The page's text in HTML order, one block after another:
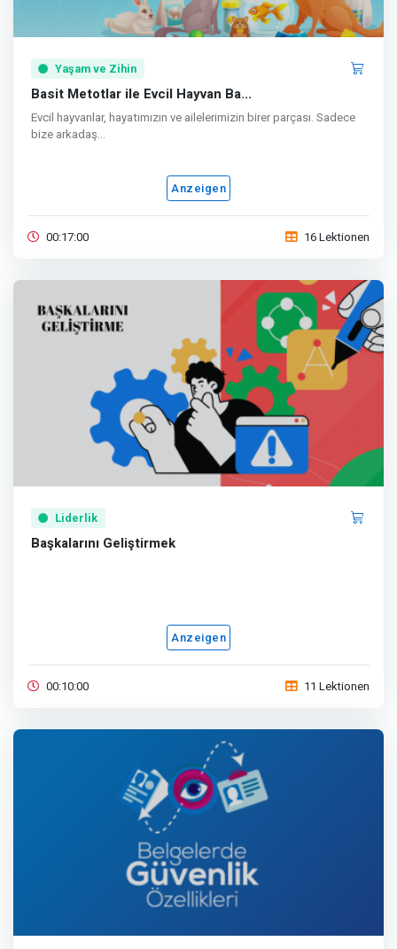
Yaşam ve Zihin
Basit Metotlar ile Evcil Hayvan Ba...
Evcil hayvanlar, hayatımızın ve ailelerimizin birer parçası. Sadece
bize arkadaş...
Anzeigen
00:17:00 16 Lektionen
Liderlik
Başkalarını Geliştirmek
Anzeigen
00:10:00 11 Lektionen